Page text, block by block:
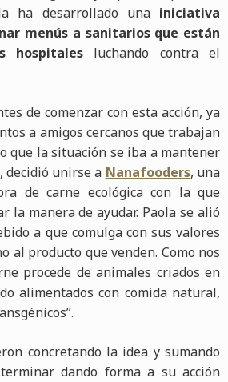
ha desarrollado una iniciativa
menús a sanitarios que están
hospitales luchando contra el
de comenzar con esta acción, ya
a amigos cercanos que trabajan
que la situación se iba a mantener
decidió unirse a Nanafooders, una
de carne ecológica con la que
la manera de ayudar. Paola se alió
a que comulga con sus valores
al producto que venden. Como nos
procede de animales criados en
alimentados con comida natural,
concretando la idea y sumando
dando forma a su acción